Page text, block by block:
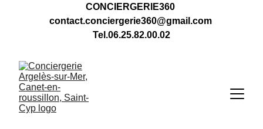
CONCIERGERIE360
contact.conciergerie360@gmail.com
Tel.06.25.82.00.02